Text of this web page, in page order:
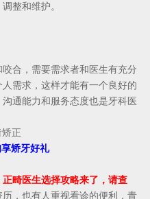
整和维护。
合，需要需求者和医生有充分
需求，这样才能有一个良好的
通能力和服务态度也是牙科医
矫牙好礼
畸医生选择攻略来了，请查
，也有人重视看诊的便利，青